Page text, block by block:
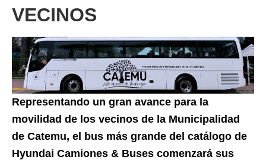
VECINOS
Representando un gran avance para la
movilidad de los vecinos de la Municipalidad
de Catemu, el bus más grande del catálogo de
Hyundai Camiones & Buses comenzará sus